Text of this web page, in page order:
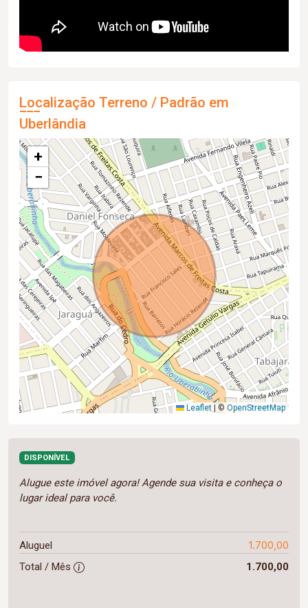
Localização Terreno / Padrão em
Uberlândia
+
−
Leaflet © OpenStreetMap
DISPONÍVEL
Alugue este imóvel agora! Agende sua visita e conheça o
lugar ideal para você.
Aluguel 1.700,00
Total / Mês 1.700,00